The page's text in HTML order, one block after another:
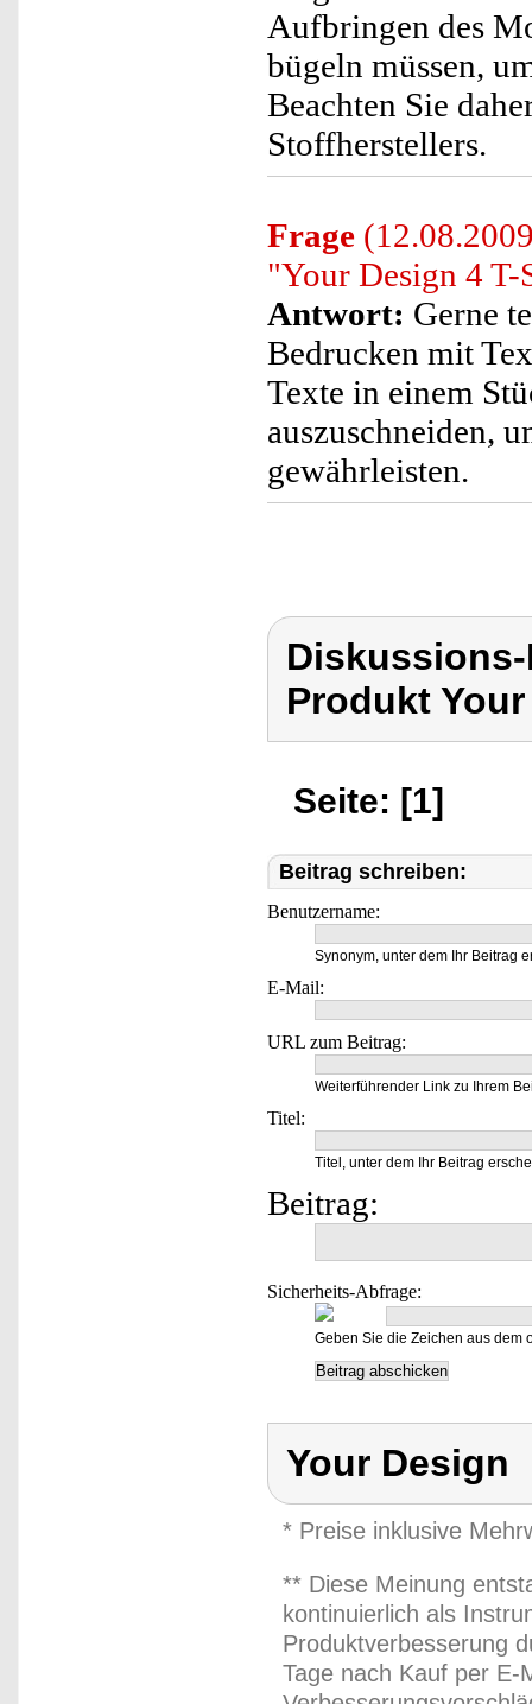
Aufbringen des
bügeln müssen,
Beachten Sie
Stoffherstellers.
Frage
"Your Design 4
Antwort: Gerne
Bedrucken mit
Texte in einem
auszuschneiden,
gewährleisten.
Produkt
Seite: [1]
Beitrag schreiben:
Benutzername:
Synonym, unter dem Ihr Beitrag
E-Mail:
URL zum Beitrag:
Weiterführender Link zu Ihrem
Titel:
Titel, unter dem Ihr Beitrag
Beitrag:
Sicherheits-Abfrage:
Geben Sie die Zeichen aus dem
Your Design
* Preise inklusive
** Diese Meinung
kontinuierlich als
Produktverbesserung
Tage nach Kauf per E-